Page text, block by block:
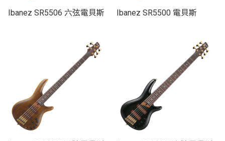
Ibanez SR5506 六弦電貝斯 Ibanez SR5500 電貝斯